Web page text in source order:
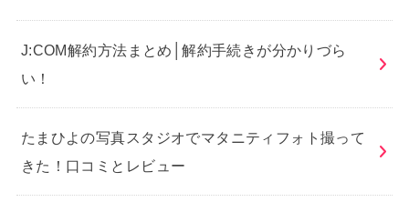
J:COM解約方法まとめ│解約手続きが分かりづら
い！
たまひよの写真スタジオでマタニティフォト撮って
きた！口コミとレビュー